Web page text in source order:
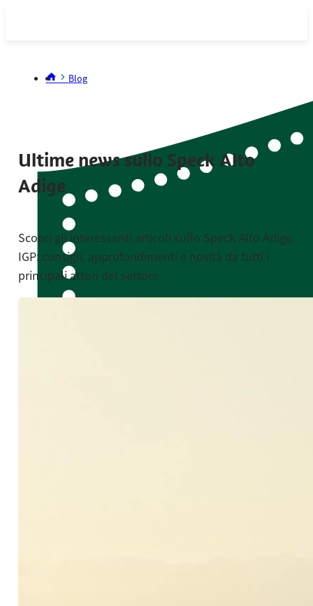
Blog
Ultime news sullo Speck Alto
Adige
Scopri gli interessanti articoli sullo Speck Alto Adige
IGP: consigli, approfondimenti e novità da tutti i
principali attori del settore.